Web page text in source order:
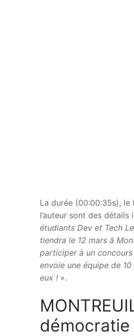
La durée (00:00:35s),
l’auteur sont des
étudiants Dev et Tech
tiendra le 12 mars à
participer à un concours
envoie une équipe de
eux ! ».
démocratie